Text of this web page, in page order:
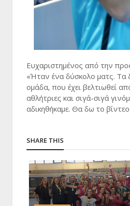
Ευχαριστημένος από την
«Ήταν ένα δύσκολο ματς. Τα
ομάδα, που έχει βελτιωθεί
αθλήτριες και σιγά-σιγά
αδικηθήκαμε. Θα δω το
SHARE THIS